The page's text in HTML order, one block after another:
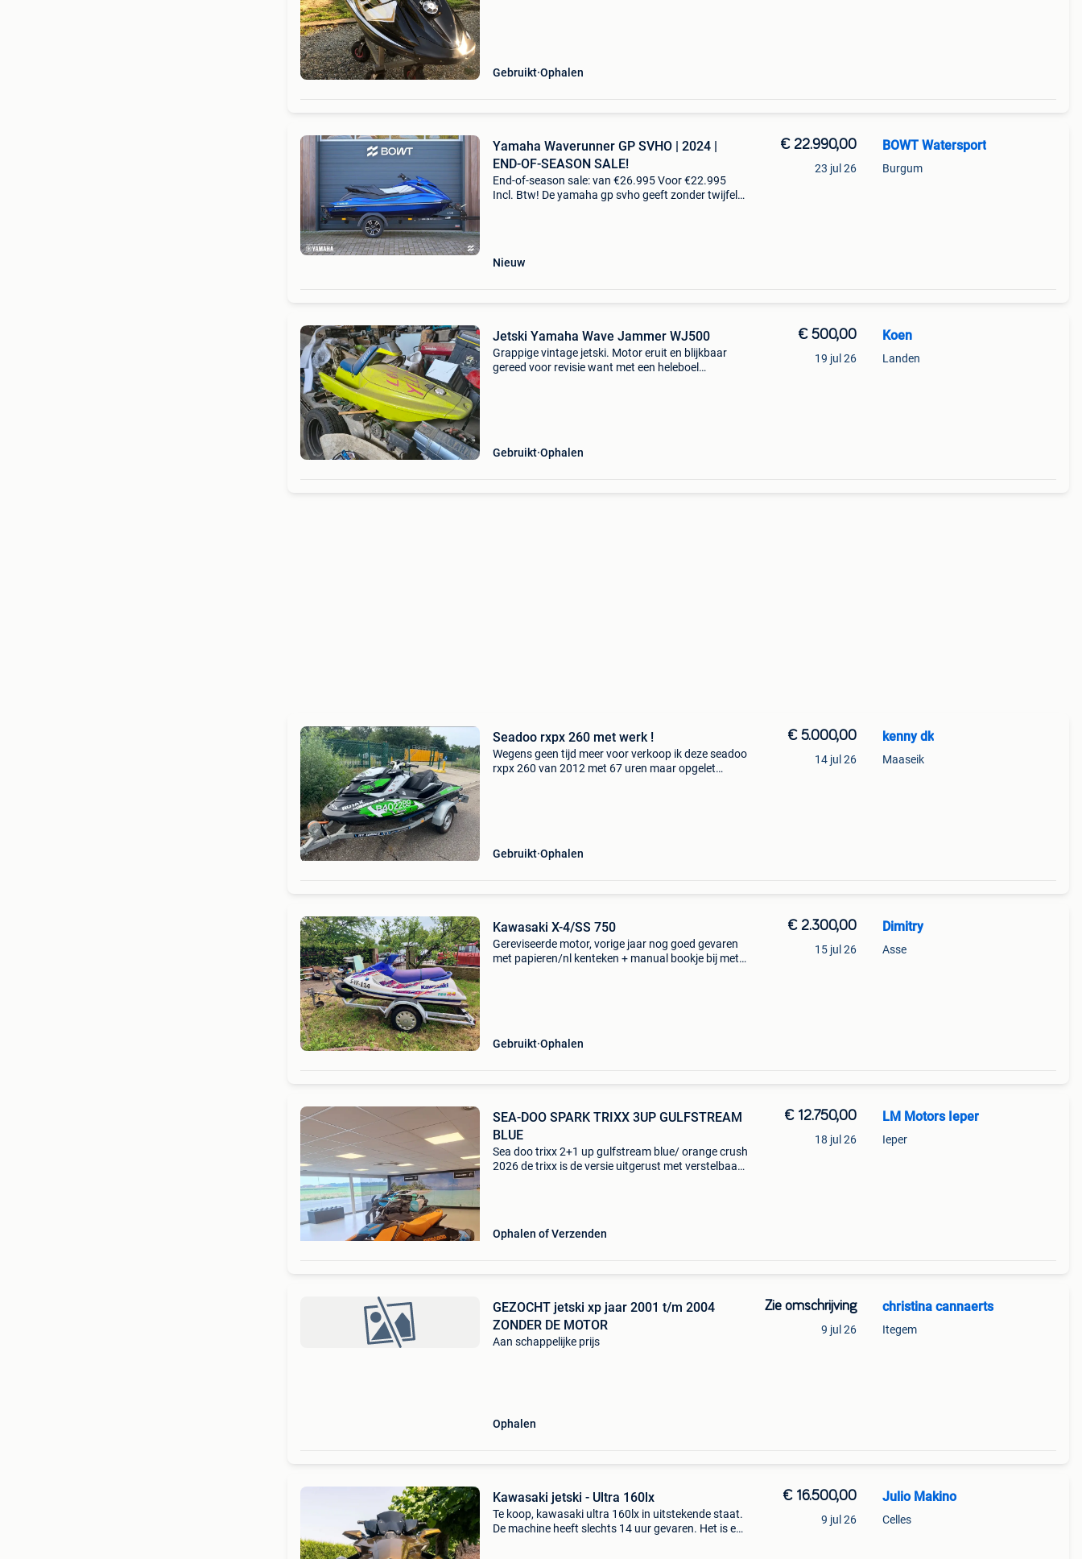
Gebruikt Ophalen
Yamaha Waverunner GP SVHO | 2024 |
END-OF-SEASON SALE!
End-of-season sale: van €26.995 Voor €22.995
Incl. Btw! De yamaha gp svho geeft zonder twijfel
Nieuw
€ 22.990,00
23 jul 26
BOWT Watersport
Burgum
Jetski Yamaha Wave Jammer WJ500
Grappige vintage jetski. Motor eruit en blijkbaar
gereed voor revisie want met een heleboel
Gebruikt Ophalen
€ 500,00
19 jul 26
Koen
Landen
Seadoo rxpx 260 met werk !
Wegens geen tijd meer voor verkoop ik deze seadoo
rxpx 260 van 2012 met 67 uren maar opgelet
Gebruikt Ophalen
€ 5.000,00
14 jul 26
kenny dk
Maaseik
Kawasaki X-4/SS 750
Gereviseerde motor, vorige jaar nog goed gevaren
met papieren/nl kenteken + manual bookje bij met
Gebruikt Ophalen
€ 2.300,00
15 jul 26
Dimitry
Asse
SEA-DOO SPARK TRIXX 3UP GULFSTREAM
BLUE
Sea doo trixx 2+1 up gulfstream blue/ orange crush
2026 de trixx is de versie uitgerust met verstelbaar
Ophalen of Verzenden
€ 12.750,00
18 jul 26
LM Motors Ieper
Ieper
GEZOCHT jetski xp jaar 2001 t/m 2004
ZONDER DE MOTOR
Aan schappelijke prijs
Ophalen
Zie omschrijving
9 jul 26
christina cannaerts
Itegem
Kawasaki jetski - Ultra 160lx
Te koop, kawasaki ultra 160lx in uitstekende staat.
De machine heeft slechts 14 uur gevaren. Het is een
€ 16.500,00
9 jul 26
Julio Makino
Celles